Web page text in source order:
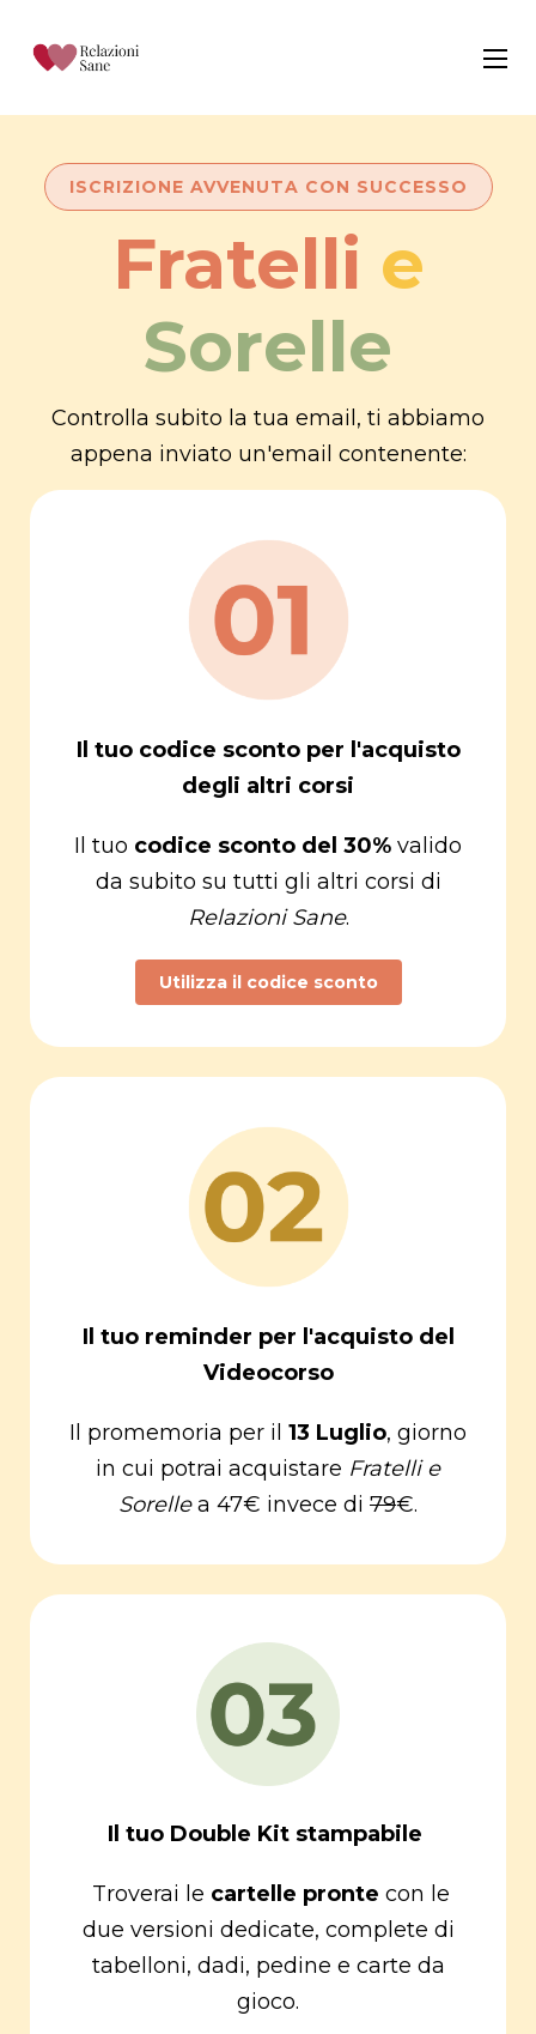
ISCRIZIONE AVVENUTA CON SUCCESSO
Fratelli e
Sorelle
Controlla subito la tua email, ti abbiamo
appena inviato un'email contenente:
Il tuo codice sconto per l'acquisto
degli altri corsi
Il tuo codice sconto del 30% valido
da subito su tutti gli altri corsi di
Relazioni Sane.
Utilizza il codice sconto
Il tuo reminder per l'acquisto del
Videocorso
Il promemoria per il 13 Luglio, giorno
in cui potrai acquistare Fratelli e
Sorellea 47€ invece di 79€.
Il tuo Double Kit stampabile
Troverai le cartelle pronte con le
due versioni dedicate, complete di
tabelloni, dadi, pedine e carte da
gioco.